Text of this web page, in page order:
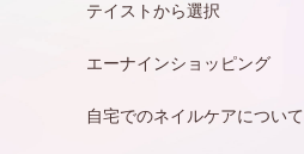
テイストから選択
エーナインショッピング
自宅でのネイルケアについて